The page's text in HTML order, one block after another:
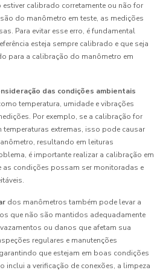
estiver calibrado corretamente ou não for
do manômetro em teste, as medições
Para evitar esse erro, é fundamental
esteja sempre calibrado e que seja
para a calibração do manômetro em
das condições ambientais
temperatura, umidade e vibrações
Por exemplo, se a calibração for
temperaturas extremas, isso pode causar
resultando em leituras
é importante realizar a calibração em
condições possam ser monitoradas e
dos manômetros também pode levar a
que não são mantidos adequadamente
ou danos que afetam sua
regulares e manutenções
que estejam em boas condições
inclui a verificação de conexões, a limpeza